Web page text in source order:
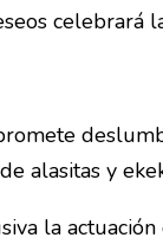
alasitas y
la